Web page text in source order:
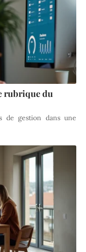
rubrique du
de gestion dans une